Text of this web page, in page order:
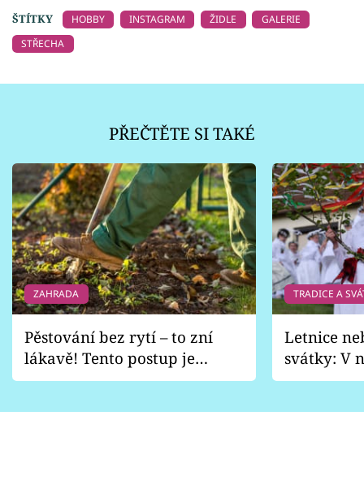
ŠTÍTKY
HOBBY INSTAGRAM ŽIDLE
GALERIE
STŘECHA
PŘEČTĚTE SI TAKÉ
ZAHRADA
Pěstování bez rytí – to zní
lákavě! Tento postup je
vhodný jen pro některé
TRADICE A
Letnice
svátky: V
pondělí